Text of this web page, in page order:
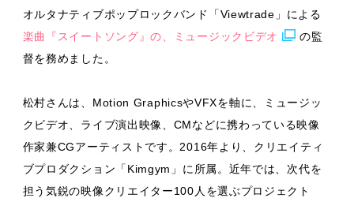
オルタナティブポップロックバンド「Viewtrade」による
楽曲『スイートソング』の、ミュージックビデオ
の監
督を務めました。
松村さんは、Motion GraphicsやVFXを軸に、ミュージッ
クビデオ、ライブ演出映像、CMなどに携わっている映像
作家兼CGアーティストです。2016年より、クリエイティ
ブプロダクション「Kimgym」に所属。近年では、次代を
担う気鋭の映像クリエイター100人を選ぶプロジェクト